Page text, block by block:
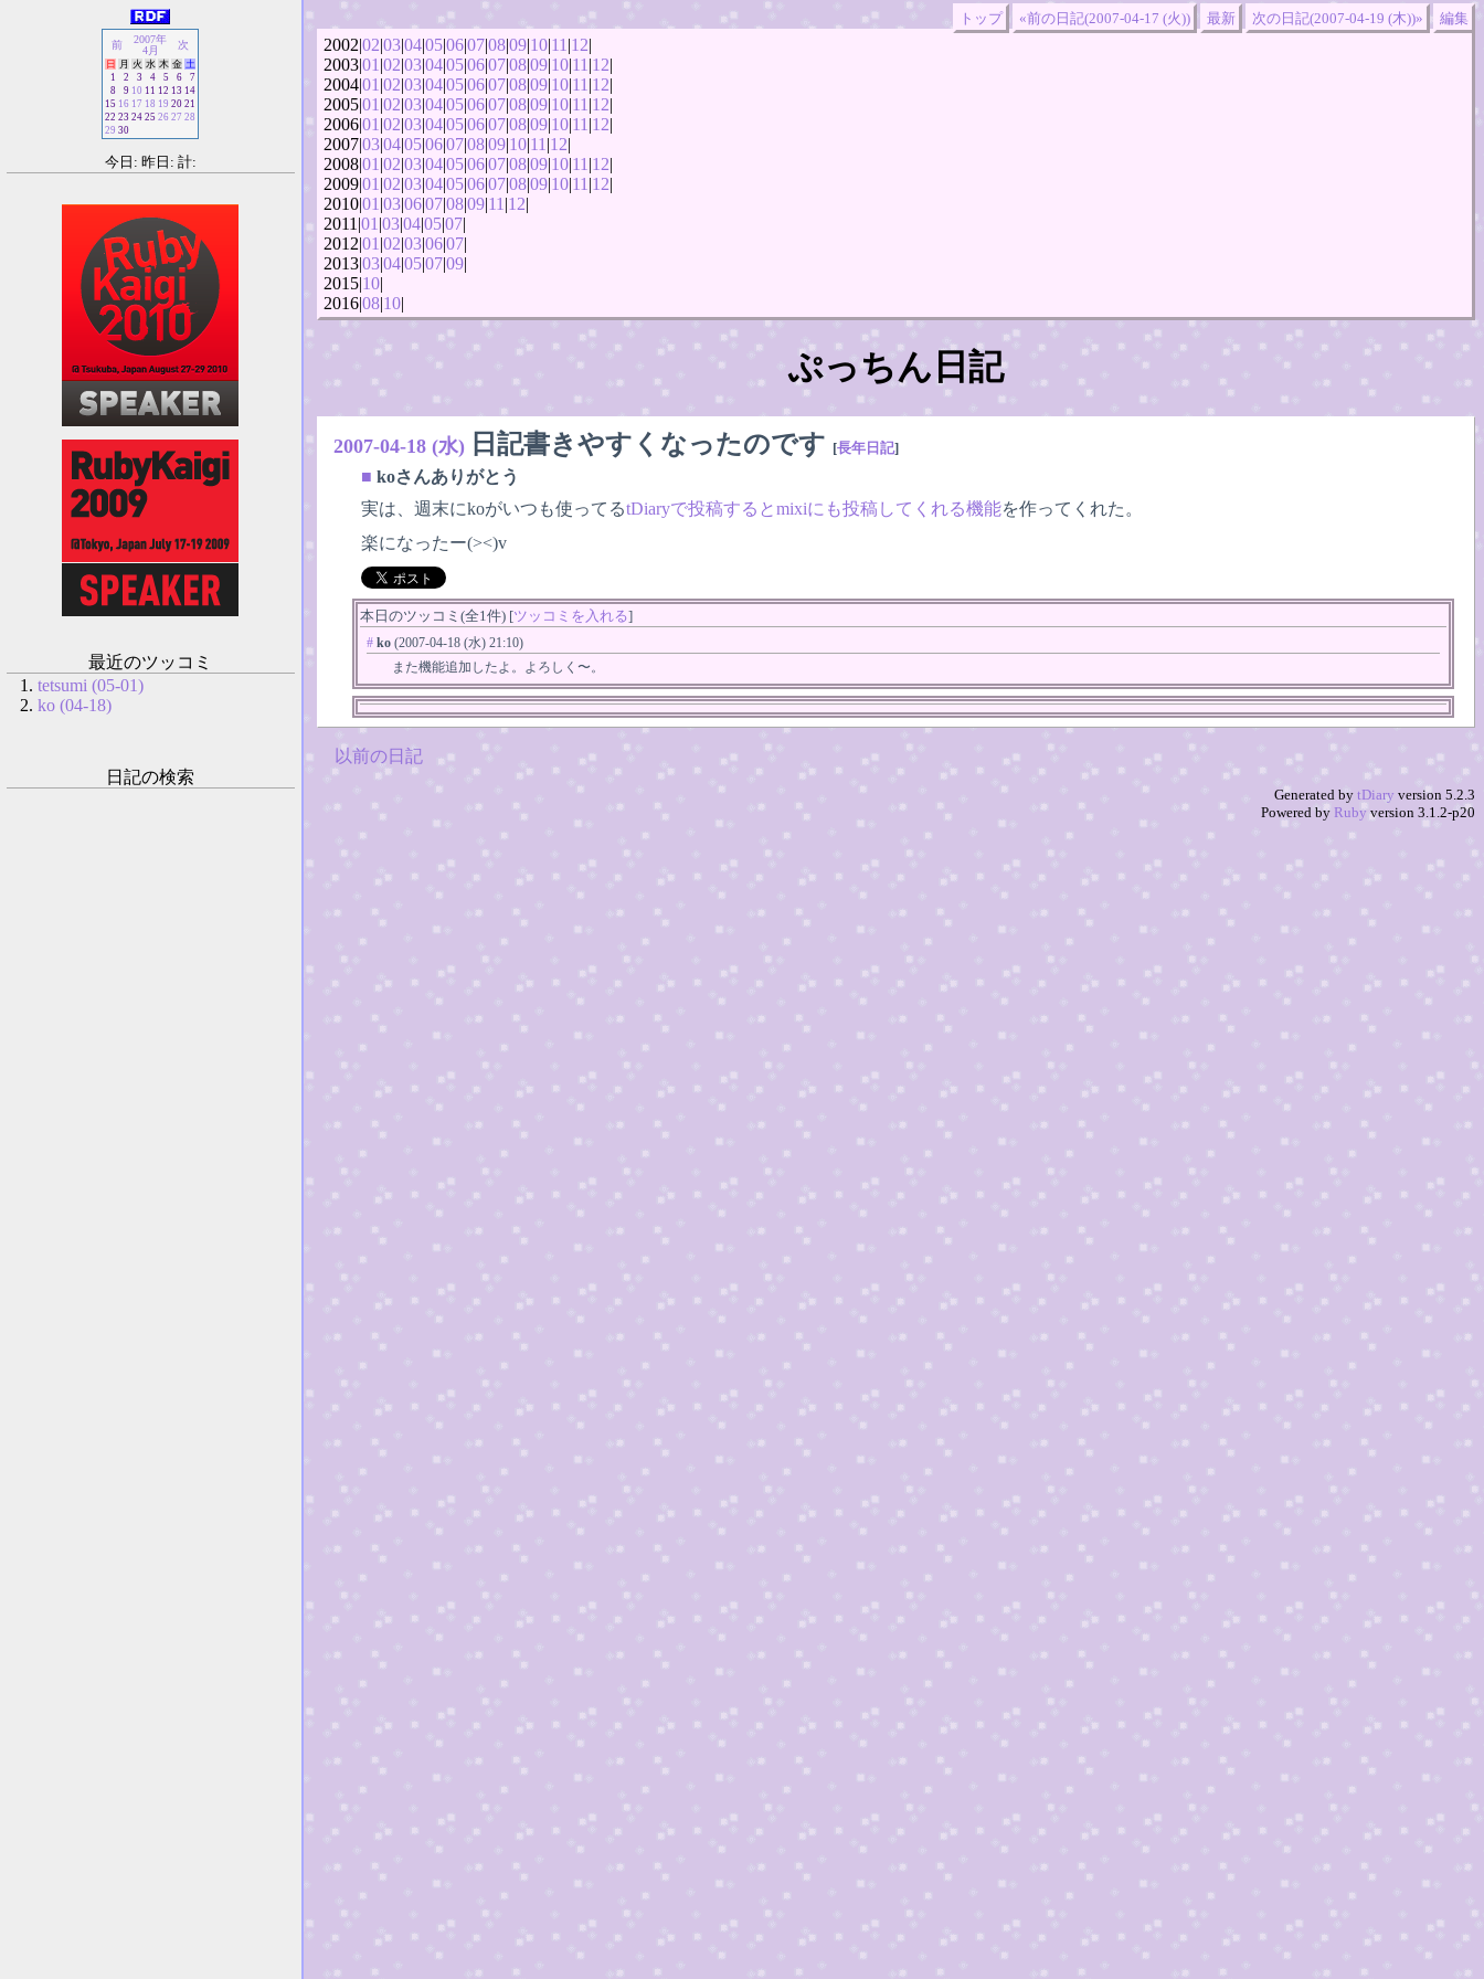
トップ «前の日記(2007-04-17 (火)) 最新 次の日記(2007-04-19 (木))» 編集
2002|02|03|04|05|06|07|08|09|10|11 |12|
2003|01 |02|03|04|05|06|07|08|09|10|11 |12|
2004|01 |02|03|04|05|06|07|08|09|10|11 |12|
2005|01 |02|03|04|05|06|07|08|09|10|11 |12|
2006|01 |02|03|04|05|06|07|08|09|10|11 |12|
2007|03|04|05|06|07|08|09|10|11 |12|
2008|01 |02|03|04|05|06|07|08|09|10|11 |12|
2009|01 |02|03|04|05|06|07|08|09|10|11 |12|
2010|01 |03|06|07|08|09|11 |12|
2011|01 |03|04|05|07|
2012|01 |02|03|06|07|
2013|03|04|05|07|09|
2015|10|
2016|08|10|
ぷっちん日記
2007-04-18 (水) 日記書きやすくなったのです [長年日記]
■ koさんありがとう
実は、週末にkoがいつも使ってるtDiaryで投稿するとmixiにも投稿してくれる機能を作ってくれた。
楽になったー(><)v
本日のツッコミ(全1件) [ツッコミを入れる]
# ko (2007-04-18 (水) 21:10)
また機能追加したよ。よろしく〜。
以前の日記
前
2007年
4月
次
日 月 火 水 木 金 土
1
2 3 4 5 6
7
8
9 10 11 12 13 14
15 16 17 18 19 20 21
22 23 24 25 26 27 28
29 30
今日: 昨日: 計:
最近のツッコミ
tetsumi (05-01)
ko (04-18)
日記の検索
Generated by tDiary version 5.2.3
Powered by Rubyversion 3.1.2-p20